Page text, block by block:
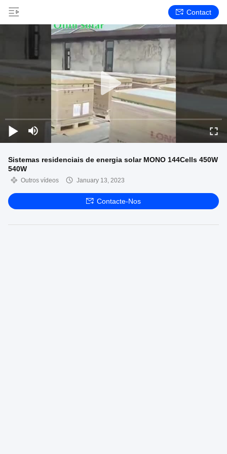
Contact
Sistemas residenciais de energia solar MONO 144Cells 450W
540W
Outros vídeos January 13, 2023
Contacte-Nos